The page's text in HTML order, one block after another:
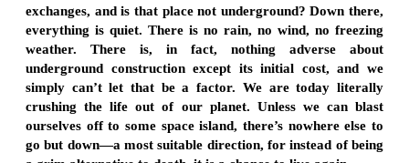
exchanges, and is that place not underground? Down there,
everything is quiet. There is no rain, no wind, no freezing
weather. There is, in fact, nothing adverse about
underground construction except its initial cost, and we
simply can’t let that be a factor. We are today literally
crushing the life out of our planet. Unless we can blast
ourselves off to some space island, there’s nowhere else to
go but down—a most suitable direction, for instead of being